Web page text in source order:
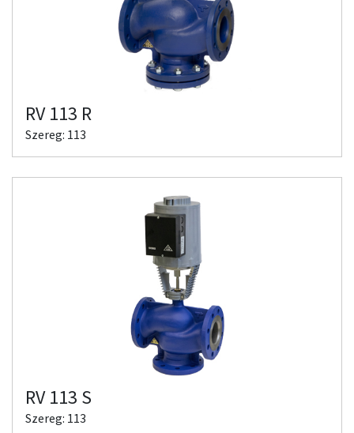
RV 113 R
Szereg: 113
RV 113 S
Szereg: 113